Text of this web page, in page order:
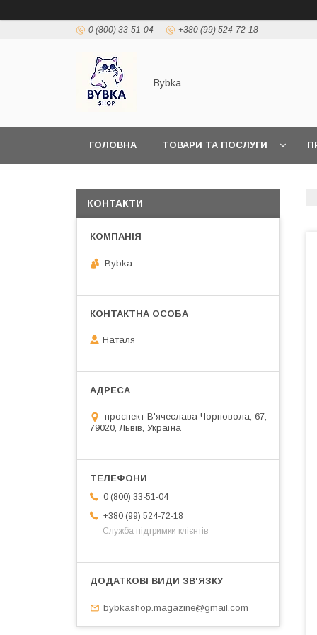
0 (800) 33-51-04 +380 (99) 524-72-18
Bybka
ГОЛОВНА ТОВАРИ ТА ПОСЛУГИ
КОНТАКТИ
Bybka
Наталя
проспект В'ячеслава Чорновола, 67,
79020, Львів, Україна
0 (800) 33-51-04
+380 (99) 524-72-18
Служба підтримки клієнтів
bybkashop.magazine@gmail.com